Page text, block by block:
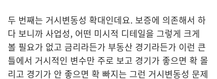
두 번째는 거시변동성 확대인데요. 보증에 의존해서 하
다 보니까 사업성, 어떤 미시적 디테일을 그렇게 크게
볼 필요가 없고 금리라든가 부동산 경기라든가 이런 큰
틀에서 거시적인 변수만 주로 보고 경기가 좋으면 확 몰
리고 경기가 안 좋으면 확 빠지는 그런 거시변동성 문제